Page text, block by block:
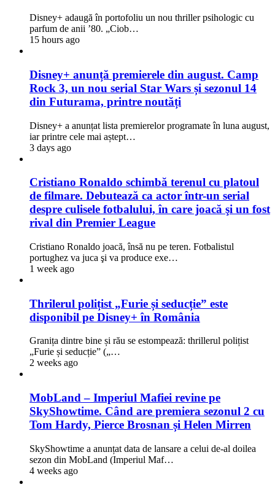
Disney+ adaugă în portofoliu un nou thriller psihologic cu
parfum de anii ’80. „Ciob…
15 hours ago
Disney+ anunță premierele din august. Camp
Rock 3, un nou serial Star Wars și sezonul 14
din Futurama, printre noutăți
Disney+ a anunțat lista premierelor programate în luna august,
iar printre cele mai aștept…
3 days ago
Cristiano Ronaldo schimbă terenul cu platoul
de filmare. Debutează ca actor într-un serial
despre culisele fotbalului, în care joacă şi un fost
rival din Premier League
Cristiano Ronaldo joacă, însă nu pe teren. Fotbalistul
portughez va juca şi va produce exe…
1 week ago
Thrilerul polițist „Furie și seducție” este
disponibil pe Disney+ în România
Granița dintre bine și rău se estompează: thrillerul polițist
„Furie și seducție” („…
2 weeks ago
MobLand – Imperiul Mafiei revine pe
SkyShowtime. Când are premiera sezonul 2 cu
Tom Hardy, Pierce Brosnan și Helen Mirren
SkyShowtime a anunțat data de lansare a celui de-al doilea
sezon din MobLand (Imperiul Maf…
4 weeks ago